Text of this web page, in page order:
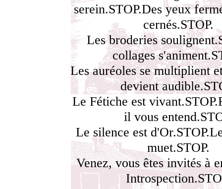
serein.STOP.Des yeux
cernés.STOP.
Les broderies
collages
Les auréoles se multiplient
devient
Le Fétiche est
il vous
Le silence est
muet.STOP.
Venez, vous êtes invités à